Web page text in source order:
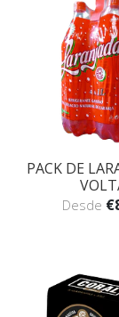
PACK DE
Desde